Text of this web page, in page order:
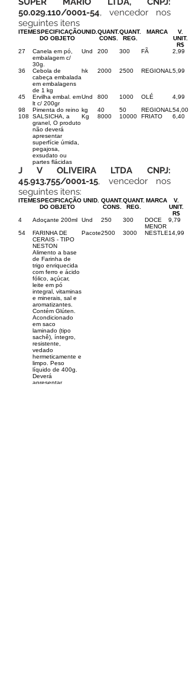
50.029.110/0001-54, vencedor nos
seguintes itens
ITEMESPECIFICAÇÃO
DO OBJETO
UNID. QUANT.
CONS.
QUANT.
REG.
MARCA
V.
UNIT.
R$
27
Canela em pó,
embalagem c/
30g.
Und 200 300 FÃ 2,99
36
Cebola de
cabeça embalada
em embalagens
de 1 kg
hk 2000 2500 REGIONAL 5,99
45
Ervilha embal. em
lt c/ 200gr
Und 800 1000 OLÉ
4,99
98
Pimenta do reino kg 40 50 REGIONAL 54,00
108
SALSICHA, a
granel, O produto
não deverá
apresentar
superfície úmida,
pegajosa,
exsudato ou
partes flácidas
Kg 8000 10000 FRIATO 6,40
J V OLIVEIRA LTDA CNPJ:
45.913.755/0001-15, vencedor nos
seguintes itens:
ITEMESPECIFICAÇÃO
DO OBJETO
UNID. QUANT.
CONS.
QUANT.
REG.
MARCA
V.
UNIT.
R$
4
Adoçante 200ml Und 250 300
DOCE
MENOR
9,79
54
FARINHA DE
CERAIS - TIPO
NESTON
Alimento a base
de Farinha de
trigo enriquecida
com ferro e ácido
fólico, açúcar,
leite em pó
integral, vitaminas
e minerais, sal e
aromatizantes.
Contém Glúten.
Acondicionado
em saco
laminado (tipo
sachê), íntegro,
resistente,
vedado
hermeticamente e
limpo. Peso
líquido de 400g.
Deverá
apresentar
Pacote2500 3000 NESTLE14,99